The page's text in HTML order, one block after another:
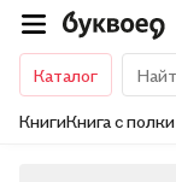
Каталог
КнигиКнига с полки